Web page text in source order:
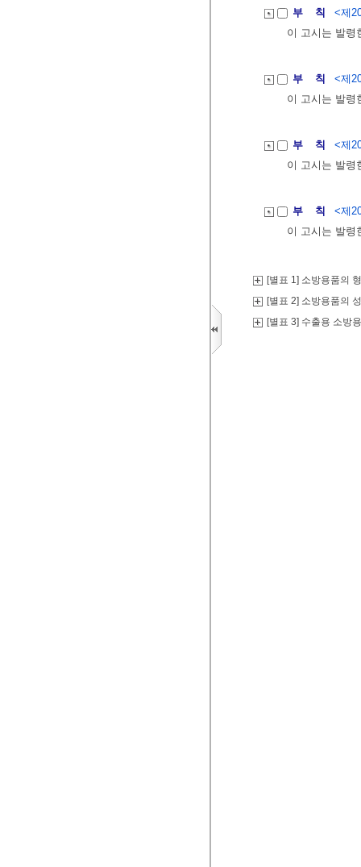
부 칙
<제
이 고시는 발령
부 칙
<제
이 고시는 발령
부 칙
<제
이 고시는 발령
부 칙
<제
이 고시는 발령
[별표 1] 소방용품의
[별표 2] 소방용품의
[별표 3] 수출용 소방